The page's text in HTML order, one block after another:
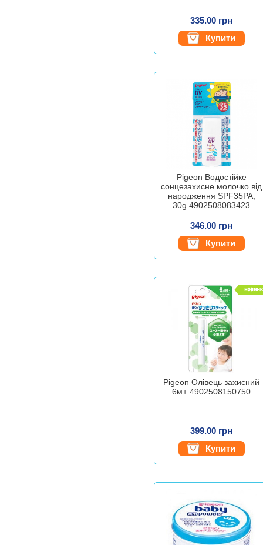
335.00 грн
Купити
Pigeon Водостійке
сонцезахисне молочко від
народження SPF35PA,
30g 4902508083423
346.00 грн
Купити
Pigeon Олівець захисний
6м+ 4902508150750
399.00 грн
Купити